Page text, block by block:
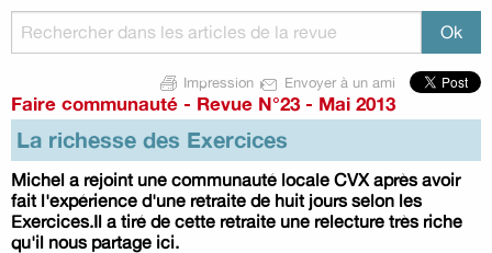
Impression Envoyer à un ami
Faire communauté - Revue N°23 - Mai 2013
La richesse des Exercices
Michel a rejoint une communauté locale CVX après avoir
fait l'expérience d'une retraite de huit jours selon les
Exercices.Il a tiré de cette retraite une relecture très riche
qu'il nous partage ici.